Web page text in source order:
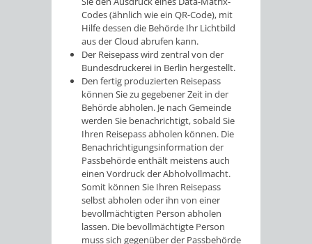
Codes (ähnlich wie ein QR-Code), mit
Hilfe dessen die Behörde Ihr Lichtbild
aus der Cloud abrufen kann.
Der Reisepass wirdzentral von der
Bundesdruckerei in Berlin hergestellt.
Den fertig produzierten Reisepass
können Sie zu gegebener Zeit in der
Behörde abholen. Je nach Gemeinde
werden Sie benachrichtigt, sobald Sie
Ihren Reisepass abholen können. Die
Benachrichtigungsinformation der
Passbehörde enthält meistens auch
einen Vordruck der Abholvollmacht.
Somit können Sie Ihren Reisepass
selbst abholen oder ihn von einer
bevollmächtigten Person abholen
lassen. Die bevollmächtigte Person
muss sich gegenüber der Passbehörde